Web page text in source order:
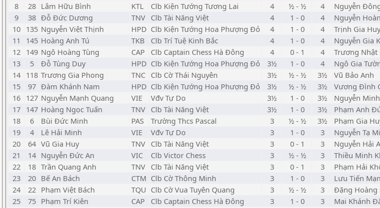
8
28 Lâm Hữu Bình KTL Clb Kiện Tướng Tương Lai 4 ½ - ½ 4 Nguyễn
9
38 Đỗ Đức Dương TNV Clb Tài Năng Việt 4 1 - 0 4 Nguyễn
10 135 Nguyễn Việt Thịnh HPD Clb Kiện Tướng Hoa Phượng Đỏ 4 1 - 0 4 Trịnh Gia Huy
11
145 Hoàng Anh Tú TKB Clb Trí Tuệ Kinh Bắc 4 1 - 0 4 Nguyễn Gia
12 149 Ngô Hoàng Tùng CAP Clb Captain Chess Hà Đông 4 0 - 1 4 Trương Nhật
13
5 Đỗ Tùng Duy HPD Clb Kiện Tướng Hoa Phượng Đỏ 3½ 1 - 0 4 Ngô Gia
14 118 Trương Gia Phong TNC Clb Cờ Thái Nguyên 3½ ½ - ½ 3½ Vũ Bảo Anh
15
97 Đàm Khánh Nam HPD Clb Kiện Tướng Hoa Phượng Đỏ 3½ ½ - ½ 3½ Vương Đình
16 127 Nguyễn Mạnh Quang VIE Vđv Tự Do 3½ 1 - 0 3½ Nguyễn
17 147 Hoàng Ngọc Tuấn TNV Clb Tài Năng Việt 3½ 1 - 0 3½ Phạm Anh
18
6 Bùi Đức Minh PAS Trường Thcs Pascal 3 ½ - ½ 3½ Phạm Gia
19
4 Lê Hải Minh VIE Vđv Tự Do 3 1 - 0 3 Nguyễn Tạ
20
64 Vũ Gia Huy TNV Clb Tài Năng Việt 3 0 - 1 3 Nguyễn Hải
21
14 Nguyễn Đức An VIC Clb Victor Chess 3 ½ - ½ 3 Thiều Minh
22
18 Trần Quang Anh TNV Clb Tài Năng Việt 3 0 - 1 3 Phạm Hải
23
20 Bế An Bách CTM Clb Cờ Thông Minh 3 1 - 0 3 Lưu Tiến
24
22 Phạm Việt Bách TQU Clb Cờ Vua Tuyên Quang 3 ½ - ½ 3 Đặng Hoàng
25
75 Phạm Trí Kiên CAP Clb Captain Chess Hà Đông 3 1 - 0 3 Mai Khánh